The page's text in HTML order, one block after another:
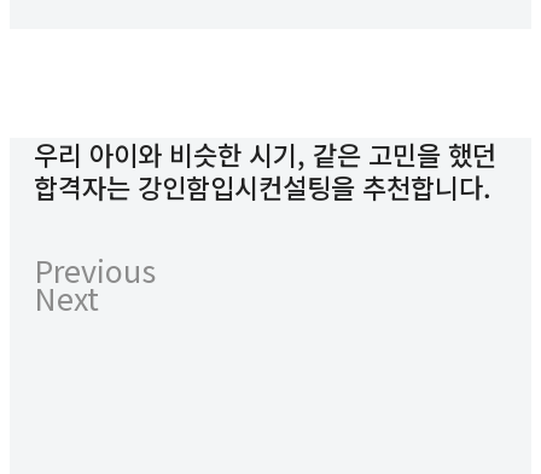
우리 아이와 비슷한 시기, 같은 고민을 했던
합격자는 강인함입시컨설팅을 추천합니다.
Previous
Next